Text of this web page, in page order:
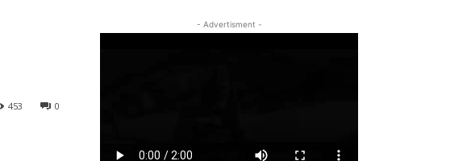
0
453
- Advertisment -